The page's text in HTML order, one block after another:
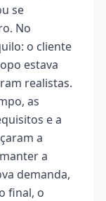
se
No
o cliente
estava
realistas.
as
e a
a
a
demanda,
final, o